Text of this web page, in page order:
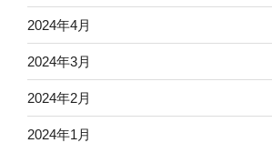
2024年4月
2024年3月
2024年2月
2024年1月